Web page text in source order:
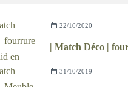
22/10/2020
31/10/2019